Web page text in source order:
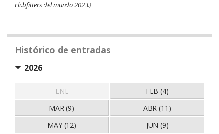
clubfitters del mundo 2023.)
Histórico de entradas
2026
ENE
FEB (4)
MAR (9)
ABR (11)
MAY (12)
JUN (9)